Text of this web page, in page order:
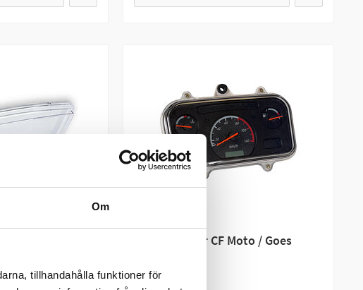
Om
tillhandahålla funktioner för
Speedometer CF Moto / Goes